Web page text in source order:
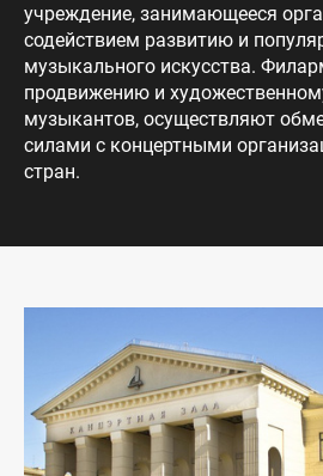
учреждение, занимающееся
содействием развитию и
музыкального искусства.
продвижению и
музыкантов, осуществляют
силами с концертными
стран.